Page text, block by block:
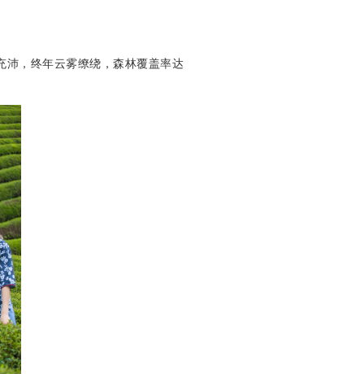
，终年云雾缭绕，森林覆盖率达